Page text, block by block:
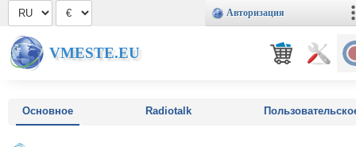
Авторизация
VMESTE.EU
Основное Radiotalk